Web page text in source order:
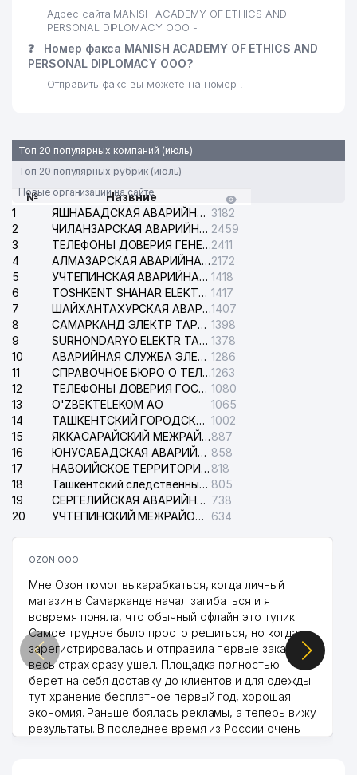
Адрес сайта MANISH ACADEMY OF ETHICS AND
PERSONAL DIPLOMACY ООО -
❓
Номер факса MANISH ACADEMY OF ETHICS AND
PERSONAL DIPLOMACY ООО?
Отправить факс вы можете на номер .
Топ 20 популярных компаний (июль)
Топ 20 популярных рубрик (июль)
Новые организации на сайте
№
Назвние
1
ЯШНАБАДСКАЯ АВАРИЙНАЯ СЛУЖБА ЭЛЕКТРОСЕТИ 3182
2
ЧИЛАНЗАРСКАЯ АВАРИЙНАЯ СЛУЖБА ЭЛЕКТРОСЕТИ 2459
3
ТЕЛЕФОНЫ ДОВЕРИЯ ГЕНЕРАЛЬНОЙ ПРОКУРАТУРЫ РЕСПУБЛИКИ УЗБЕКИСТАН2411
4
АЛМАЗАРСКАЯ АВАРИЙНАЯ СЛУЖБА ЭЛЕКТРОСЕТИ2172
5
УЧТЕПИНСКАЯ АВАРИЙНАЯ СЛУЖБА ЭЛЕКТРОСЕТИ 1418
6
TOSHKENT SHAHAR ELEKTR TARMOQLARI KORXONASI АО 1417
7
ШАЙХАНТАХУРСКАЯ АВАРИЙНАЯ СЛУЖБА ЭЛЕКТРОСЕТИ1407
8
САМАРКАНД ЭЛЕКТР ТАРМОКЛАРИ АО 1398
9
SURHONDARYO ELEKTR TARMOKLARI АО 1378
10
АВАРИЙНАЯ СЛУЖБА ЭЛЕКТРОСЕТИ ТАШКЕНТСКОГО РАЙОНА 1286
11
СПРАВОЧНОЕ БЮРО О ТЕЛЕФОНАХ ОРГАНИЗАЦИЙ г. ТАШКЕНТА1263
12
ТЕЛЕФОНЫ ДОВЕРИЯ ГОСУДАРСТВЕННОГО ЦЕНТРА ТЕСТИРОВАНИЯ 1080
13
O'ZBEKTELEKOM АО
1065
14
ТАШКЕНТСКИЙ ГОРОДСКОЙ СУД ПО ГРАЖДАНСКИМ ДЕЛАМ 1002
15
ЯККАСАРАЙСКИЙ МЕЖРАЙОННЫЙ СУД ПО ГРАЖДАНСКИМ ДЕЛАМ887
16
ЮНУСАБАДСКАЯ АВАРИЙНАЯ СЛУЖБА ЭЛЕКТРОСЕТИ 858
17
НАВОИЙСКОЕ ТЕРРИТОРИАЛЬНОЕ ПРЕДПРИЯТИЕ ЭЛЕКТРОСЕТИ АО 818
18
Ташкентский следственный изолятор 805
19
СЕРГЕЛИЙСКАЯ АВАРИЙНАЯ СЛУЖБА ЭЛЕКТРОСЕТИ 738
20
УЧТЕПИНСКИЙ МЕЖРАЙОННЫЙ СУД ПО ГРАЖДАНСКИМ ДЕЛАМ 634
OZON ООО
Мне Озон помог выкарабкаться, когда личный
магазин в Самарканде начал загибаться и я
вовремя поняла, что обычный офлайн это тупик.
Самое трудное было просто решиться, но когда
зарегистрировалась и отправила первые заказы,
весь страх сразу ушел. Площадка полностью
берет на себя доставку до клиентов и для одежды
тут хранение бесплатное первый год, хорошая
экономия. Раньше боялась рекламы, а теперь вижу
результаты. В последнее время из России очень